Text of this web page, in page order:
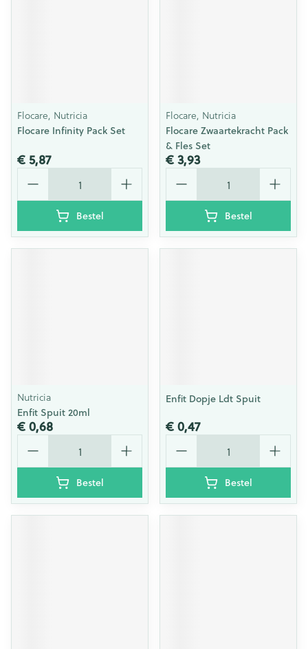
Flocare, Nutricia
Flocare Infinity Pack Set
€ 5,87
Aantal
Bestel
Flocare, Nutricia
Flocare Zwaartekracht Pack
& Fles Set
€ 3,93
Aantal
Bestel
Nutricia
Enfit Spuit 20ml
€ 0,68
Aantal
Bestel
Enfit Dopje Ldt Spuit
€ 0,47
Aantal
Bestel